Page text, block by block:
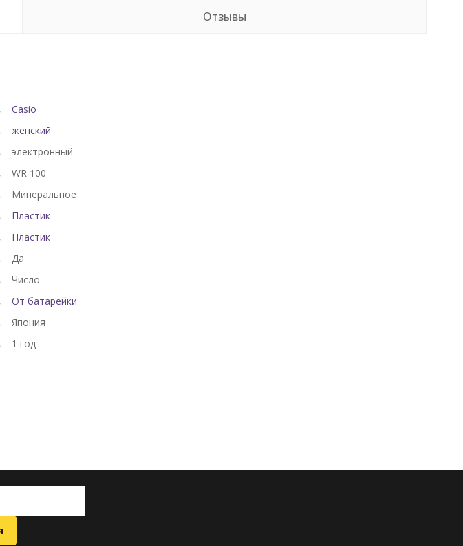
Отзывы
Casio
женский
электронный
WR 100
Минеральное
Пластик
Пластик
Да
Число
От батарейки
Япония
1 год